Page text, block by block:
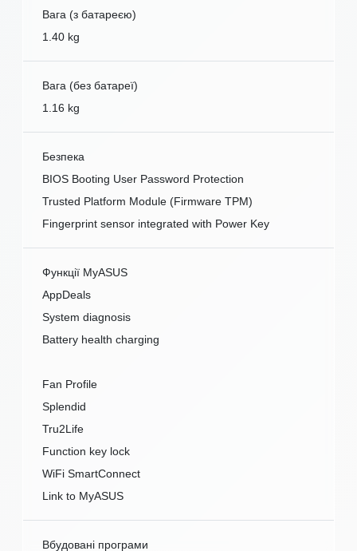
Вага (з батареєю)
1.40 kg
Вага (без батареї)
1.16 kg
Безпека
BIOS Booting User Password Protection
Trusted Platform Module (Firmware TPM)
Fingerprint sensor integrated with Power Key
Функції MyASUS
AppDeals
System diagnosis
Battery health charging
Fan Profile
Splendid
Tru2Life
Function key lock
WiFi SmartConnect
Link to MyASUS
Вбудовані програми